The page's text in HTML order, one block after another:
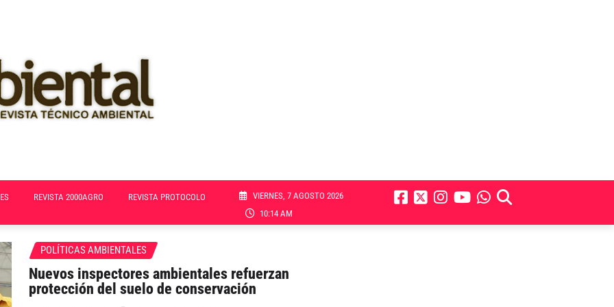
REVISTA 2000AGRO REVISTA PROTOCOLO
VIERNES, 7 AGOSTO 2026
10:14 AM
POLÍTICAS AMBIENTALES
Nuevos inspectores ambientales refuerzan
protección del suelo de conservación